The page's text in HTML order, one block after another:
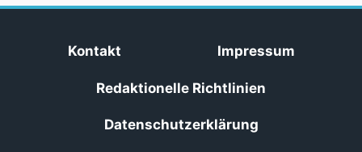
Kontakt Impressum
Redaktionelle Richtlinien
Datenschutzerklärung